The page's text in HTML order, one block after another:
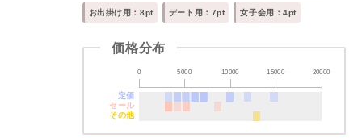
お出掛け用：8pt デート用：7pt 女子会用：4pt
価格分布
0 5000 10000 15000 20000
定価
セール
その他